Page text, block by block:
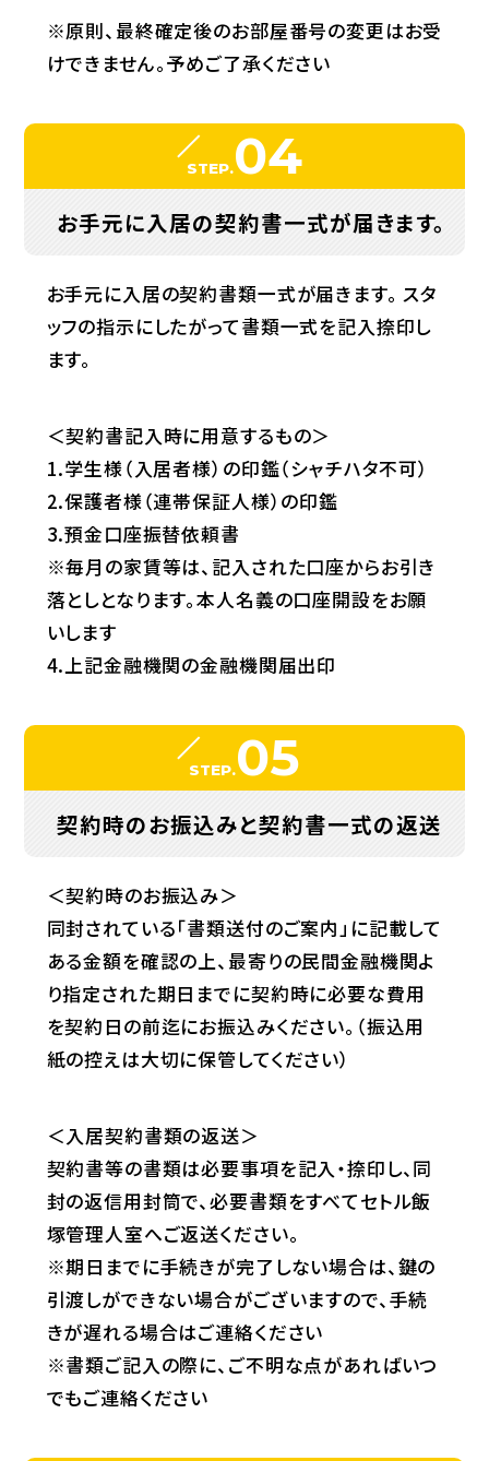
※原則、最終確定後のお部屋番号の変更はお受
けできません。予めご了承ください
STEP.04
お手元に入居の契約書一式が届きます。
お手元に入居の契約書類一式が届きます。 スタ
ッフの指示にしたがって書類一式を記入捺印し
ます。
＜契約書記入時に用意するもの＞
1.学生様（入居者様）の印鑑（シャチハタ不可）
2.保護者様（連帯保証人様）の印鑑
3.預金口座振替依頼書
※毎月の家賃等は、記入された口座からお引き
落としとなります。本人名義の口座開設をお願
いします
4.上記金融機関の金融機関届出印
STEP.05
契約時のお振込みと契約書一式の返送
＜契約時のお振込み＞
同封されている「書類送付のご案内」に記載して
ある金額を確認の上、最寄りの民間金融機関よ
り指定された期日までに契約時に必要な費用
を契約日の前迄にお振込みください。（振込用
紙の控えは大切に保管してください）
＜入居契約書類の返送＞
契約書等の書類は必要事項を記入・捺印し、同
封の返信用封筒で、必要書類をすべてセトル飯
塚管理人室へご返送ください。
※期日までに手続きが完了しない場合は、鍵の
引渡しができない場合がございますので、手続
きが遅れる場合はご連絡ください
※書類ご記入の際に、ご不明な点があればいつ
でもご連絡ください